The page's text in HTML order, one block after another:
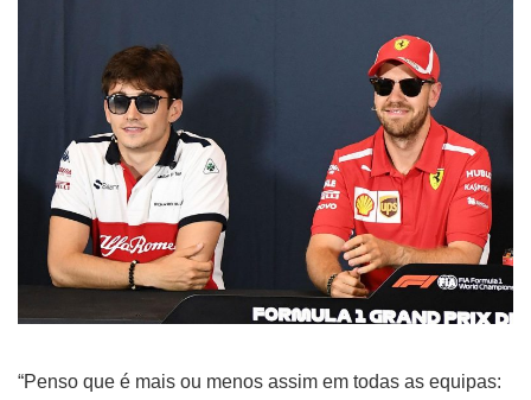
“Penso que é mais ou menos assim em todas as equipas: